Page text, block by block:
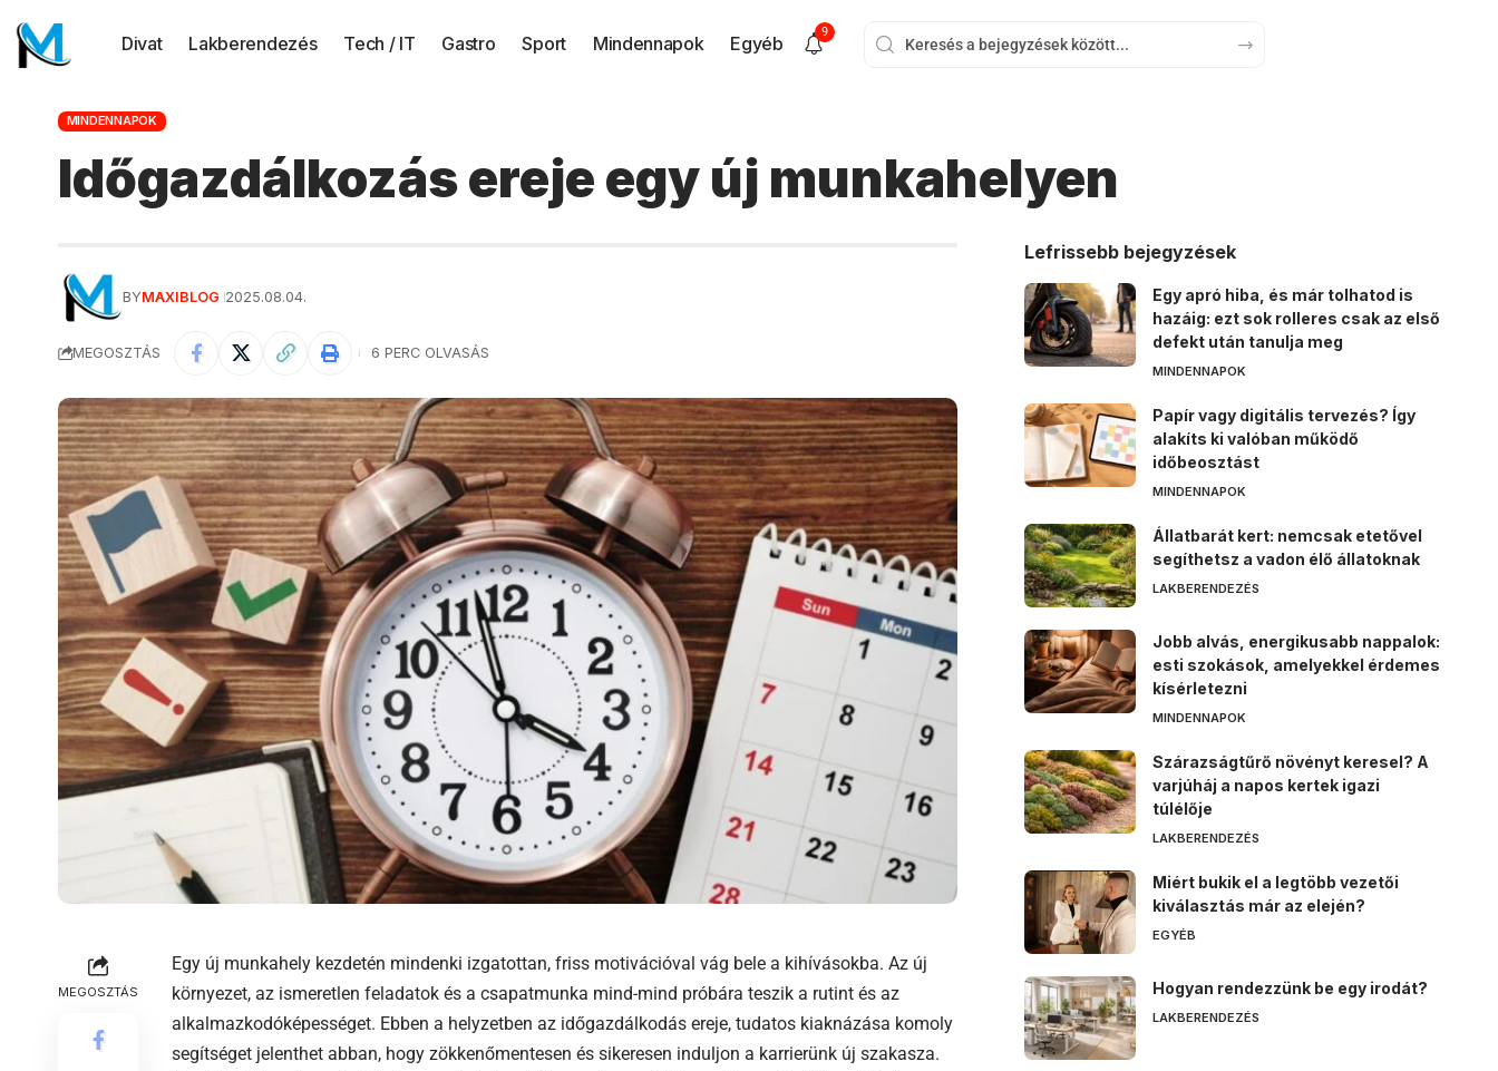
Divat Lakberendezés Tech / IT Gastro Sport Mindennapok Egyéb
9
MINDENNAPOK
Időgazdálkozás ereje egy új munkahelyen
BYMAXIBLOG 2025.08.04.
MEGOSZTÁS 6 PERC OLVASÁS
MEGOSZTÁS
Egy új munkahely kezdetén mindenki izgatottan, friss motivációval vág bele a kihívásokba. Az új
környezet, az ismeretlen feladatok és a csapatmunka mind-mind próbára teszik a rutint és az
alkalmazkodóképességet. Ebben a helyzetben az időgazdálkodás ereje, tudatos kiaknázása komoly
segítséget jelenthet abban, hogy zökkenőmentesen és sikeresen induljon a karrierünk új szakasza.
Lefrissebb bejegyzések
Egy apró hiba, és már tolhatod is
hazáig: ezt sok rolleres csak az első
defekt után tanulja meg
MINDENNAPOK
Papír vagy digitális tervezés? Így
alakíts ki valóban működő
időbeosztást
MINDENNAPOK
Állatbarát kert: nemcsak etetővel
segíthetsz a vadon élő állatoknak
LAKBERENDEZÉS
Jobb alvás, energikusabb nappalok:
esti szokások, amelyekkel érdemes
kísérletezni
MINDENNAPOK
Szárazságtűrő növényt keresel? A
varjúháj a napos kertek igazi
túlélője
LAKBERENDEZÉS
Miért bukik el a legtöbb vezetői
kiválasztás már az elején?
EGYÉB
Hogyan rendezzünk be egy irodát?
LAKBERENDEZÉS